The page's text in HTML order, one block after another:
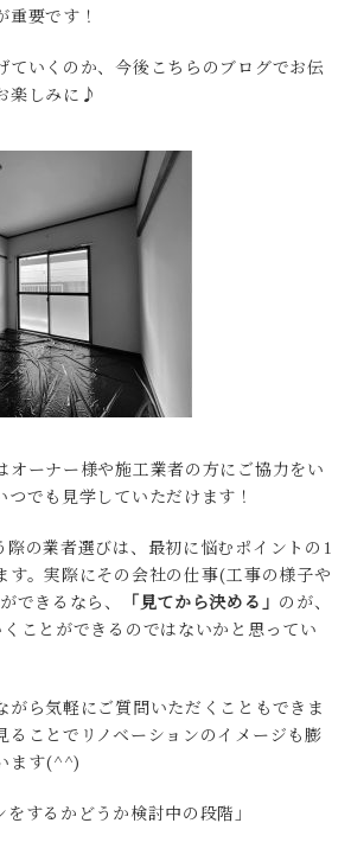
重要です！
ていくのか、今後こちらのブログでお伝
楽しみに♪
オーナー様や施工業者の方にご協力をい
つでも見学していただけます！
際の業者選びは、最初に悩むポイントの1
す。実際にその会社の仕事(工事の様子や
できるなら、
「見てから決める」 のが、
ことができるのではないかと思ってい
がら気軽にご質問いただくこともできま
ることでリノベーションのイメージも膨
ます(^^)
をするかどうか検討中の段階」